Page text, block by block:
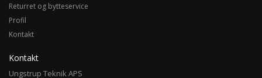
Returret og bytteservice
Profil
Kontakt
Kontakt
Ungstrup Teknik APS